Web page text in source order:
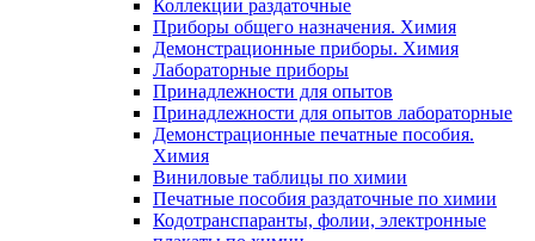
Коллекции раздаточные
Приборы общего назначения. Химия
Демонстрационные приборы. Химия
Лабораторные приборы
Принадлежности для опытов
Принадлежности для опытов лабораторные
Демонстрационные печатные пособия.
Химия
Виниловые таблицы по химии
Печатные пособия раздаточные по химии
Кодотранспаранты, фолии, электронные